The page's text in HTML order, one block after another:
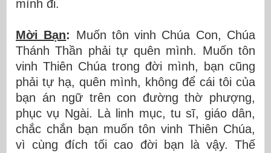
mình đi.
Mời Bạn: Muốn tôn vinh Chúa Con, Chúa
Thánh Thần phải tự quên mình. Muốn tôn
vinh Thiên Chúa trong đời mình, bạn cũng
phải tự hạ, quên mình, không để cái tôi của
bạn án ngữ trên con đường thờ phượng,
phục vụ Ngài. Là linh mục, tu sĩ, giáo dân,
chắc chắn bạn muốn tôn vinh Thiên Chúa,
vì cùng đích tối cao đời bạn là vậy. Thế